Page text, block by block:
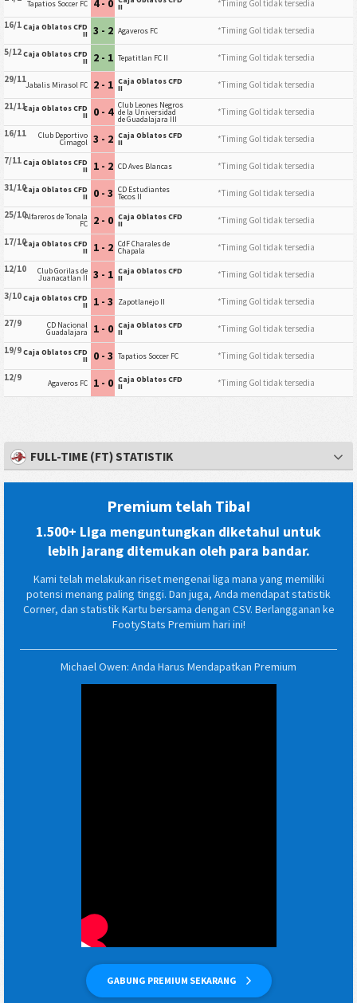
Tapatios Soccer FC 4 - 0 II
*Timing Gol tidak tersedia
16/1Caja Oblatos CFD
II 3 - 2 Agaveros FC
*Timing Gol tidak tersedia
5/12Caja Oblatos CFD
II 2 - 1 Tepatitlan FC II
*Timing Gol tidak tersedia
29/11Jabalis Mirasol FC 2 - 1 Caja Oblatos CFD
II
*Timing Gol tidak tersedia
21/11Caja Oblatos CFD
II 0 - 4 Club Leones Negros
de la Universidad
de Guadalajara III
*Timing Gol tidak tersedia
16/11
Club Deportivo
Cimagol 3 - 2 Caja Oblatos CFD
II
*Timing Gol tidak tersedia
7/11Caja Oblatos CFD
II 1 - 2 CD Aves Blancas
*Timing Gol tidak tersedia
31/10Caja Oblatos CFD
II 0 - 3 CD Estudiantes
Tecos II
*Timing Gol tidak tersedia
25/10Alfareros de Tonala
FC 2 - 0 Caja Oblatos CFD
II
*Timing Gol tidak tersedia
17/10Caja Oblatos CFD
II 1 - 2 CdF Charales de
Chapala
*Timing Gol tidak tersedia
12/10
Club Gorilas de
Juanacatlan II 3 - 1 Caja Oblatos CFD
II
*Timing Gol tidak tersedia
3/10Caja Oblatos CFD
II 1 - 3 Zapotlanejo II
*Timing Gol tidak tersedia
27/9
CD Nacional
Guadalajara 1 - 0 Caja Oblatos CFD
II
*Timing Gol tidak tersedia
19/9Caja Oblatos CFD
II 0 - 3 Tapatios Soccer FC
*Timing Gol tidak tersedia
12/9
Agaveros FC 1 - 0 Caja Oblatos CFD
II *Timing Gol tidak tersedia
FULL-TIME (FT) STATISTIK
Premium telah Tiba!
1.500+ Liga menguntungkan diketahui untuk
lebih jarang ditemukan oleh para bandar.
Kami telah melakukan riset mengenai liga mana yang memiliki
potensi menang paling tinggi. Dan juga, Anda mendapat statistik
Corner, dan statistik Kartu bersama dengan CSV. Berlangganan ke
FootyStats Premium hari ini!
GABUNG PREMIUM SEKARANG
Michael Owen: Anda Harus Mendapatkan Premium